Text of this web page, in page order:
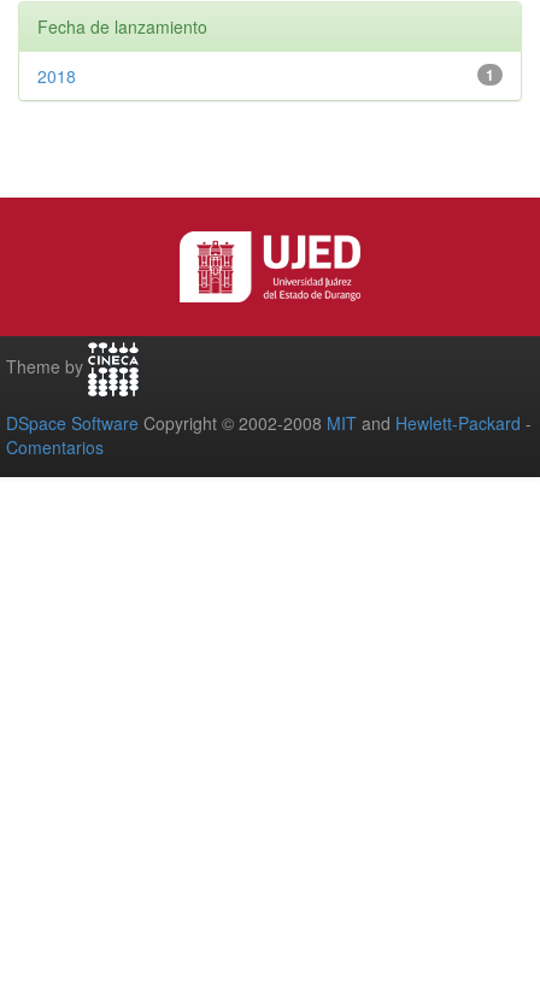
Fecha de lanzamiento
1
2018
Theme by
DSpace Software Copyright © 2002-2008 MIT and Hewlett-Packard -
Comentarios